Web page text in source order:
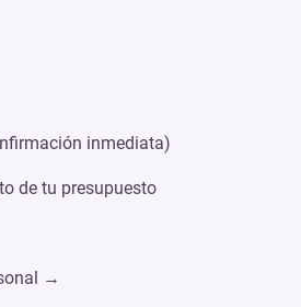
inmediata)
de tu presupuesto
→